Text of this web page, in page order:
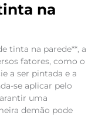
na
tinta na parede**, a
fatores, como o
a ser pintada e a
se aplicar pelo
uma
demão pode